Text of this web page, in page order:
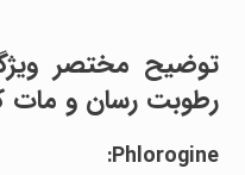
توضیح مختصر
رطوبت رسان و مات
Phlorogine: